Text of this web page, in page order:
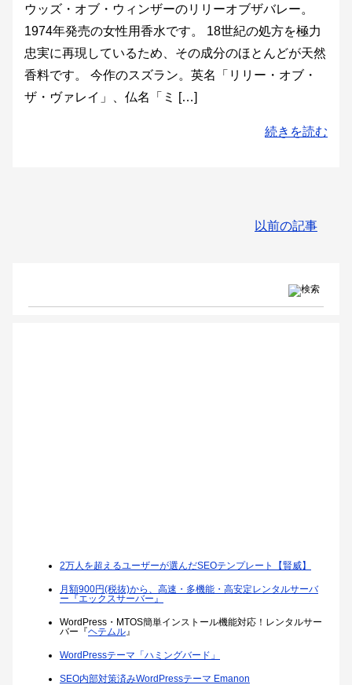
ウッズ・オブ・ウィンザーのリリーオブザバレー。
1974年発売の女性用香水です。 18世紀の処方を極力
忠実に再現しているため、その成分のほとんどが天然
香料です。 今作のスズラン。英名「リリー・オブ・
ザ・ヴァレイ」、仏名「ミ […]
続きを読む
以前の記事
2万人を超えるユーザーが選んだSEOテンプレート【賢威】
月額900円(税抜)から、高速・多機能・高安定レンタルサーバ
ー『エックスサーバー』
WordPress・MTOS簡単インストール機能対応！レンタルサー
バー『ヘテムル』
WordPressテーマ「ハミングバード」
SEO内部対策済みWordPressテーマ Emanon